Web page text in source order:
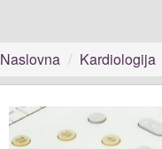
Naslovna Kardiologija